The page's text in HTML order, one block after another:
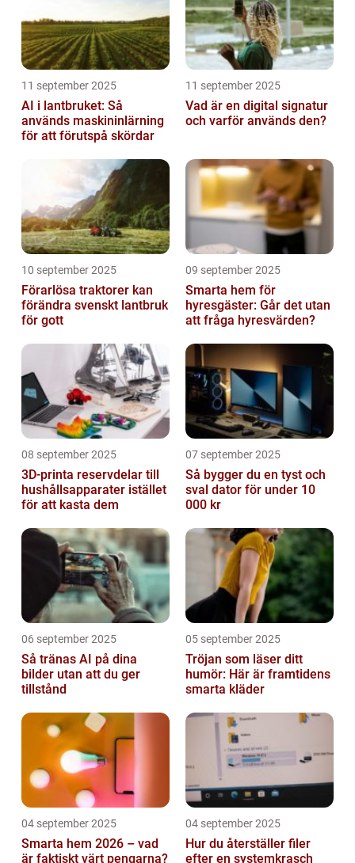
11 september 2025
AI i lantbruket: Så
används maskininlärning
för att förutspå skördar
11 september 2025
Vad är en digital signatur
och varför används den?
10 september 2025
Förarlösa traktorer kan
förändra svenskt lantbruk
för gott
09 september 2025
Smarta hem för
hyresgäster: Går det utan
att fråga hyresvärden?
08 september 2025
3D-printa reservdelar till
hushållsapparater istället
för att kasta dem
07 september 2025
Så bygger du en tyst och
sval dator för under 10
000 kr
06 september 2025
Så tränas AI på dina
bilder utan att du ger
tillstånd
05 september 2025
Tröjan som läser ditt
humör: Här är framtidens
smarta kläder
04 september 2025
Smarta hem 2026 – vad
är faktiskt värt pengarna?
04 september 2025
Hur du återställer filer
efter en systemkrasch